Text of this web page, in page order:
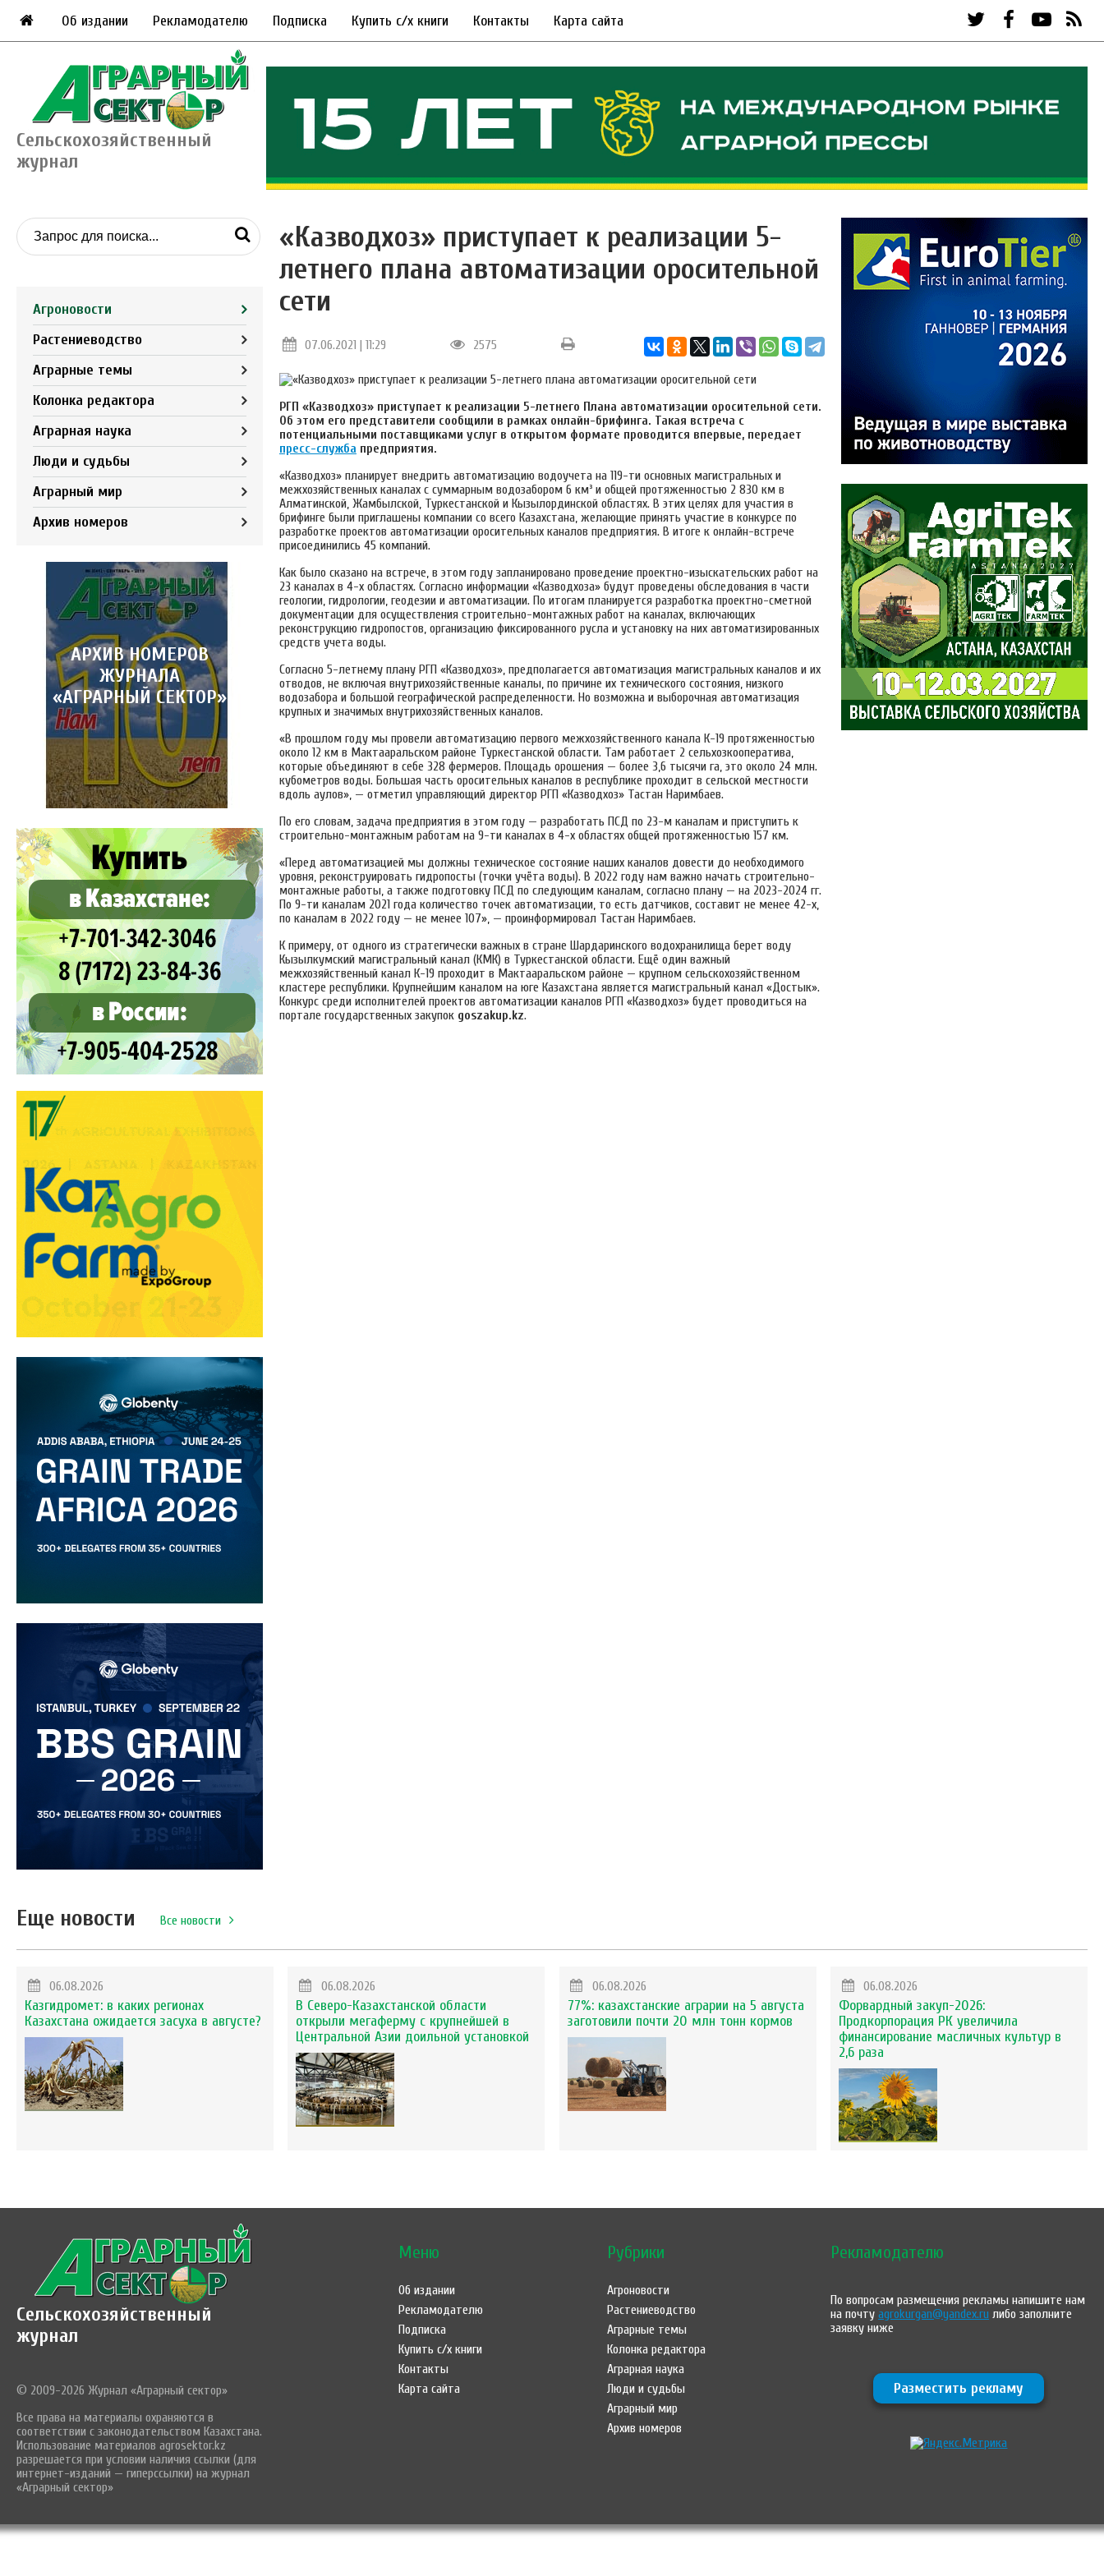
Об издании Рекламодателю Подписка Купить с/х книги Контакты Карта сайта
Сельскохозяйственный
журнал
Агроновости
Растениеводство
Аграрные темы
Колонка редактора
Аграрная наука
Люди и судьбы
Аграрный мир
Архив номеров
АРХИВ НОМЕРОВ
ЖУРНАЛА
«АГРАРНЫЙ СЕКТОР»
«Казводхоз» приступает к реализации 5-
летнего плана автоматизации оросительной
сети
07.06.2021 | 11:29 2575
РГП «Казводхоз» приступает к реализации 5-летнего Плана автоматизации оросительной сети.
Об этом его представители сообщили в рамках онлайн-брифинга. Такая встреча с
потенциальными поставщиками услуг в открытом формате проводится впервые, передает
пресс-служба предприятия.
«Казводхоз» планирует внедрить автоматизацию водоучета на 119-ти основных магистральных и
межхозяйственных каналах с суммарным водозабором 6 км³ и общей протяженностью 2 830 км в
Алматинской, Жамбылской, Туркестанской и Кызылординской областях. В этих целях для участия в
брифинге были приглашены компании со всего Казахстана, желающие принять участие в конкурсе по
разработке проектов автоматизации оросительных каналов предприятия. В итоге к онлайн-встрече
присоединились 45 компаний.
Как было сказано на встрече, в этом году запланировано проведение проектно-изыскательских работ на
23 каналах в 4-х областях. Согласно информации «Казводхоза» будут проведены обследования в части
геологии, гидрологии, геодезии и автоматизации. По итогам планируется разработка проектно-сметной
документации для осуществления строительно-монтажных работ на каналах, включающих
реконструкцию гидропостов, организацию фиксированного русла и установку на них автоматизированных
средств учета воды.
Согласно 5-летнему плану РГП «Казводхоз», предполагается автоматизация магистральных каналов и их
отводов, не включая внутрихозяйственные каналы, по причине их технического состояния, низкого
водозабора и большой географической распределенности. Но возможна и выборочная автоматизация
крупных и значимых внутрихозяйственных каналов.
«В прошлом году мы провели автоматизацию первого межхозяйственного канала К-19 протяженностью
около 12 км в Мактааральском районе Туркестанской области. Там работает 2 сельхозкооператива,
которые объединяют в себе 328 фермеров. Площадь орошения — более 3,6 тысячи га, это около 24 млн.
кубометров воды. Большая часть оросительных каналов в республике проходит в сельской местности
вдоль аулов», — отметил управляющий директор РГП «Казводхоз» Тастан Наримбаев.
По его словам, задача предприятия в этом году — разработать ПСД по 23-м каналам и приступить к
строительно-монтажным работам на 9-ти каналах в 4-х областях общей протяженностью 157 км.
«Перед автоматизацией мы должны техническое состояние наших каналов довести до необходимого
уровня, реконструировать гидропосты (точки учёта воды). В 2022 году нам важно начать строительно-
монтажные работы, а также подготовку ПСД по следующим каналам, согласно плану — на 2023-2024 гг.
По 9-ти каналам 2021 года количество точек автоматизации, то есть датчиков, составит не менее 42-х,
по каналам в 2022 году — не менее 107», — проинформировал Тастан Наримбаев.
К примеру, от одного из стратегически важных в стране Шардаринского водохранилища берет воду
Кызылкумский магистральный канал (КМК) в Туркестанской области. Ещё один важный
межхозяйственный канал К-19 проходит в Мактааральском районе — крупном сельскохозяйственном
кластере республики. Крупнейшим каналом на юге Казахстана является магистральный канал «Достык».
Конкурс среди исполнителей проектов автоматизации каналов РГП «Казводхоз» будет проводиться на
портале государственных закупок goszakup.kz.
Еще новости Все новости
06.08.2026
Казгидромет: в каких регионах
Казахстана ожидается засуха в августе?
06.08.2026
В Северо-Казахстанской области
открыли мегаферму с крупнейшей в
Центральной Азии доильной установкой
06.08.2026
77%: казахстанские аграрии на 5 августа
заготовили почти 20 млн тонн кормов
06.08.2026
Форвардный закуп-2026:
Продкорпорация РК увеличила
финансирование масличных культур в
2,6 раза
Сельскохозяйственный
журнал
© 2009-2026 Журнал «Аграрный сектор»
Все права на материалы охраняются в
соответствии с законодательством Казахстана.
Использование материалов agrosektor.kz
разрешается при условии наличия ссылки (для
интернет-изданий — гиперссылки) на журнал
«Аграрный сектор»
Меню
Об издании
Рекламодателю
Подписка
Купить с/х книги
Контакты
Карта сайта
Рубрики
Агроновости
Растениеводство
Аграрные темы
Колонка редактора
Аграрная наука
Люди и судьбы
Аграрный мир
Архив номеров
Рекламодателю
По вопросам размещения рекламы напишите нам
на почтуagrokurgan@yandex.ru либо заполните
заявку ниже
Разместить рекламу